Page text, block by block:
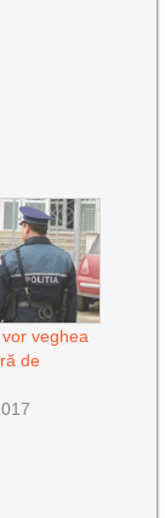
veghea
de